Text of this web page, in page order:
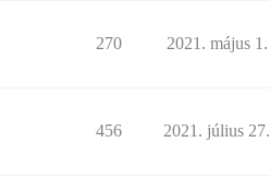
270 2021. május 1.
456 2021. július 27.